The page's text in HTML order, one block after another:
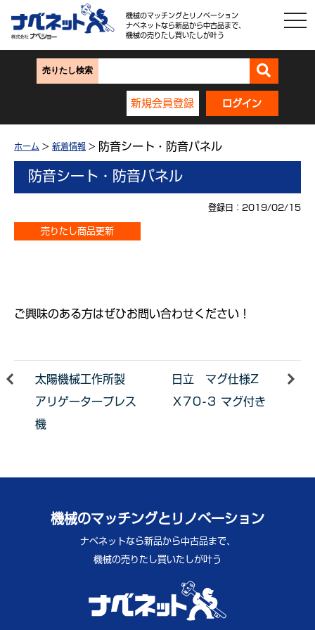
機械のマッチングとリノベーション
ナベネットなら新品から中古品まで、
機械の売りたし買いたしが叶う
売りたし検索
新規会員登録 ログイン
ホーム > 新着情報 > 防音シート・防音パネル
防音シート・防音パネル
登録日：2019/02/15
売りたし商品更新
ご興味のある方はぜひお問い合わせください！
太陽機械工作所製
アリゲータープレス
機
日立 マグ仕様Z
Ｘ7０-３ マグ付き
機械のマッチングとリノベーション
ナベネットなら新品から中古品まで、
機械の売りたし買いたしが叶う